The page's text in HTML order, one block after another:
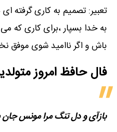
تعبیر: تصمیم به کاری
به خدا بسپار ،برای کاری که
باش و اگر ناامید شوی موفق
فال حافظ امروز
بازآی و دل تنگ مرا مونس